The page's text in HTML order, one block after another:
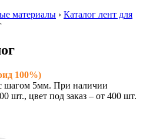
материалы › Каталог лент для
100%)
шагом 5мм. При наличии
шт., цвет под заказ – от 400 шт.